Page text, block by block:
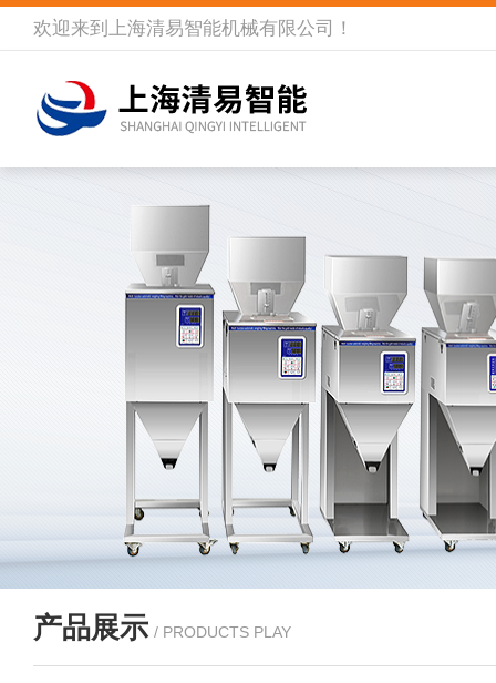
欢迎来到 上海清易智能机械有限公司 ！
产品展示 / PRODUCTS PLAY